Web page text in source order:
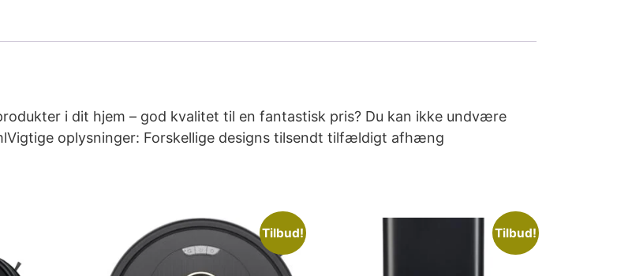
i dit hjem – god kvalitet til en fantastisk pris? Du kan ikke undvære
oplysninger: Forskellige designs tilsendt tilfældigt afhæng
Tilbud! Tilbud!